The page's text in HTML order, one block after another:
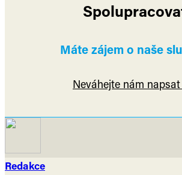
Máte zájem o naše
Neváhejte nám
Redakce